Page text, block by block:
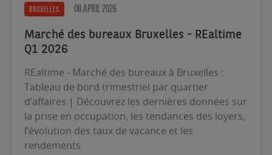
BRUXELLES 08 APRIL 2026
Marché des bureaux Bruxelles - REaltime
Q1 2026
REaltime - Marché des bureaux à Bruxelles :
Tableau de bord trimestriel par quartier
d’affaires | Découvrez les dernières données sur
la prise en occupation, les tendances des loyers,
l’évolution des taux de vacance et les
rendements